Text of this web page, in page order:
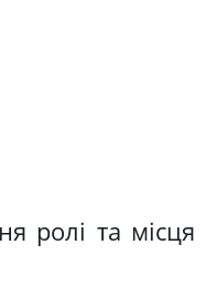
ролі та місця